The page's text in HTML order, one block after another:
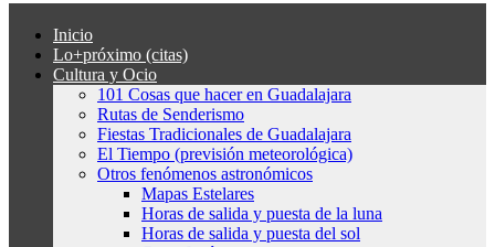
Inicio
Lo+próximo (citas)
Cultura y Ocio
101 Cosas que hacer en Guadalajara
Rutas de Senderismo
Fiestas Tradicionales de Guadalajara
El Tiempo (previsión meteorológica)
Otros fenómenos astronómicos
Mapas Estelares
Horas de salida y puesta de la luna
Horas de salida y puesta del sol